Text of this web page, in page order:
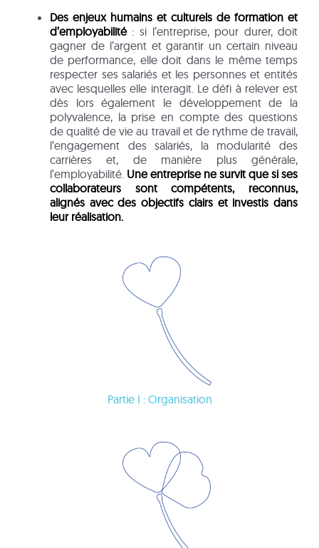
Des enjeux humains et culturels de formation et
d’employabilité: si l’entreprise, pour durer, doit
gagner de l’argent et garantir un certain niveau
de performance, elle doit dans le même temps
respecter ses salariés et les personnes et entités
avec lesquelles elle interagit. Le défi à relever est
dès lors également le développement de la
polyvalence, la prise en compte des questions
de qualité de vie au travail et de rythme de travail,
l’engagement des salariés, la modularité des
carrières et, de manière plus générale,
l’employabilité. Une entreprise ne survit que si ses
collaborateurs sont compétents, reconnus,
alignés avec des objectifs clairs et investis dans
leur réalisation.
Partie I : Organisation